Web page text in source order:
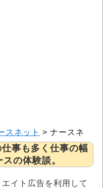
スネット > ナースネッ
事も多く仕事の幅
の体験談。
イト広告を利用して